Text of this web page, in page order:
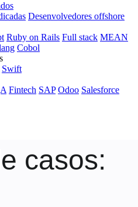
Desenvolvedores offshore
Ruby on Rails Full stack MEAN
Cobol
Swift
Fintech SAP Odoo Salesforce
casos: